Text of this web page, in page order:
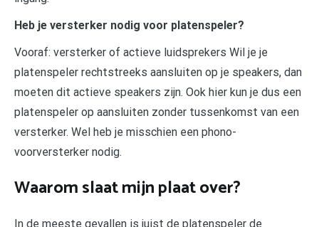
Heb je versterker nodig voor platenspeler?
Vooraf: versterker of actieve luidsprekers Wil je je
platenspeler rechtstreeks aansluiten op je speakers, dan
moeten dit actieve speakers zijn. Ook hier kun je dus een
platenspeler op aansluiten zonder tussenkomst van een
versterker. Wel heb je misschien een phono-
voorversterker nodig.
Waarom slaat mijn plaat over?
In de meeste gevallen is juist de platenspeler de